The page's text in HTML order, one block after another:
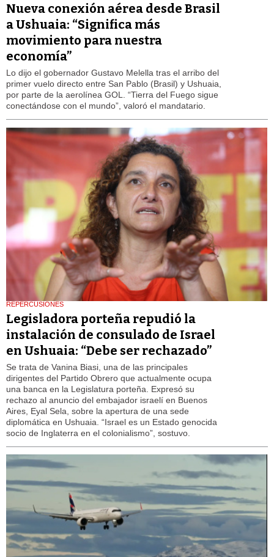
Nueva conexión aérea desde Brasil
a Ushuaia: “Significa más
movimiento para nuestra
economía”
Lo dijo el gobernador Gustavo Melella tras el arribo del
primer vuelo directo entre San Pablo (Brasil) y Ushuaia,
por parte de la aerolínea GOL. “Tierra del Fuego sigue
conectándose con el mundo”, valoró el mandatario.
REPERCUSIONES
Legisladora porteña repudió la
instalación de consulado de Israel
en Ushuaia: “Debe ser rechazado”
Se trata de Vanina Biasi, una de las principales
dirigentes del Partido Obrero que actualmente ocupa
una banca en la Legislatura porteña. Expresó su
rechazo al anuncio del embajador israelí en Buenos
Aires, Eyal Sela, sobre la apertura de una sede
diplomática en Ushuaia. “Israel es un Estado genocida
socio de Inglaterra en el colonialismo”, sostuvo.